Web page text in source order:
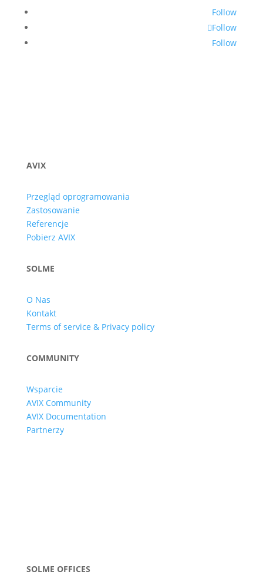
Follow
Follow
Follow
AVIX
Przegląd oprogramowania
Zastosowanie
Referencje
Pobierz AVIX
SOLME
O Nas
Kontakt
Terms of service & Privacy policy
COMMUNITY
Wsparcie
AVIX Community
AVIX Documentation
Partnerzy
SOLME OFFICES